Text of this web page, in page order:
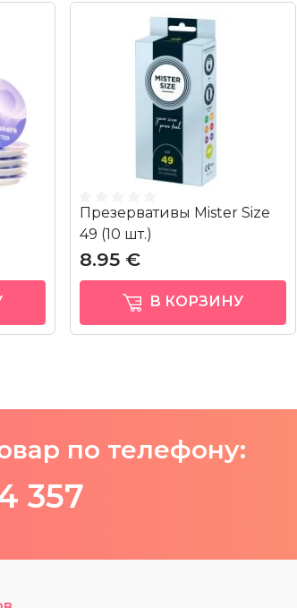
Презервативы Mister Size
49 (10 шт.)
8.95 €
В КОРЗИНУ
по телефону:
357